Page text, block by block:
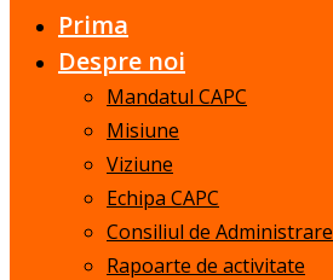
Prima
Despre noi
Mandatul CAPC
Misiune
Viziune
Echipa CAPC
Consiliul de Administrare
Rapoarte de activitate